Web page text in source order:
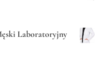
Laboratoryjny